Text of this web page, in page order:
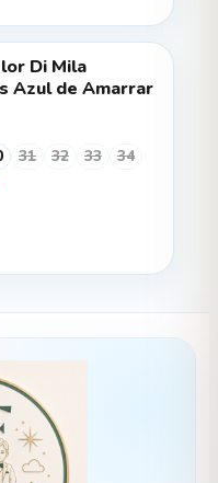
Di Mila
Azul de Amarrar
31 32 33 34